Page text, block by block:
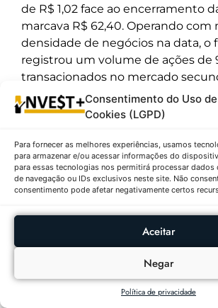
Consentimento do Uso de
Cookies (LGPD)
Para fornecer as melhores experiências, usamos
para armazenar e/ou acessar informações do
para essas tecnologias nos permitirá processar
de navegação ou IDs exclusivos neste site. Não
consentimento pode afetar negativamente certos
Aceitar
Negar
Política de privacidade
de R$ 1,02 face ao encerramento
marcava R$ 62,40. Operando com
densidade de negócios na data, o
registrou um volume de ações de
transacionados no mercado
intervalo de oscilação do dia
cotação mínima diária de R$ 60,01
histórico das últimas 52 semanas,
que o fundo operou distante de
mínima de R$ 44,60 e manteve
em relação à sua cotação máxima
70,11. O volume negociado em
financeiros somou o montante de
deixando o ativo na 5ª posição da
O BTRA11 é um fundo imobiliário
agronegócio, atuando na aquisição